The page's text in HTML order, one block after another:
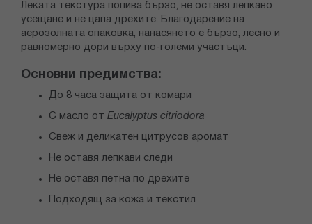
Леката текстура попива бързо, не оставя лепкаво
усещане и не цапа дрехите. Благодарение на
аерозолната опаковка, нанасянето е бързо, лесно и
равномерно дори върху по-големи участъци.
Основни предимства:
До 8 часа защита от комари
С масло от Eucalyptus citriodora
Свеж и деликатен цитрусов аромат
Не оставя лепкави следи
Не оставя петна по дрехите
Подходящ за кожа и текстил